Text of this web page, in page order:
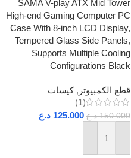
SAMA V-play ATX Mid Tower
High-end Gaming Computer PC
Case With 8-inch LCD Display,
Tempered Glass Side Panels,
Supports Multiple Cooling
Configurations Black
قطع الكمبيوتر , كيسات
(1)
150.000 د.ع 125.000 د.ع
إضافة إلى السلة